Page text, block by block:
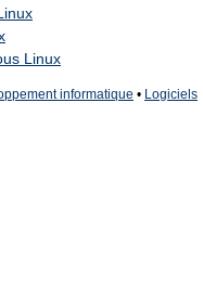
Linux
informatique • Logiciels